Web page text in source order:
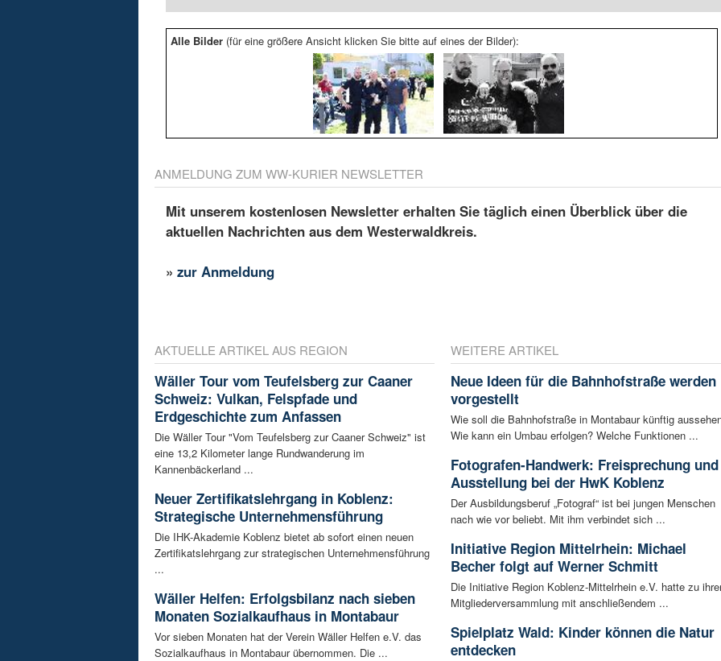
Alle Bilder (für eine größere Ansicht klicken Sie bitte auf eines der Bilder):
ANMELDUNG ZUM WW-KURIER NEWSLETTER
Mit unserem kostenlosen Newsletter erhalten Sie täglich einen Überblick über die
aktuellen Nachrichten aus dem Westerwaldkreis.
»zur Anmeldung
AKTUELLE ARTIKEL AUS REGION
Wäller Tour vom Teufelsberg zur Caaner
Schweiz: Vulkan, Felspfade und
Erdgeschichte zum Anfassen
Die Wäller Tour "Vom Teufelsberg zur Caaner Schweiz" ist
eine 13,2 Kilometer lange Rundwanderung im
Kannenbäckerland ...
Neuer Zertifikatslehrgang in Koblenz:
Strategische Unternehmensführung
Die IHK-Akademie Koblenz bietet ab sofort einen neuen
Zertifikatslehrgang zur strategischen Unternehmensführung
...
Wäller Helfen: Erfolgsbilanz nach sieben
Monaten Sozialkaufhaus in Montabaur
Vor sieben Monaten hat der Verein Wäller Helfen e.V. das
Sozialkaufhaus in Montabaur übernommen. Die ...
WEITERE ARTIKEL
Neue Ideen für die Bahnhofstraße werden
vorgestellt
Wie soll die Bahnhofstraße in Montabaur künftig
Wie kann ein Umbau erfolgen? Welche Funktionen ...
Fotografen-Handwerk: Freisprechung und
Ausstellung bei der HwK Koblenz
Der Ausbildungsberuf „Fotograf“ ist bei jungen Menschen
nach wie vor beliebt. Mit ihm verbindet sich ...
Initiative Region Mittelrhein: Michael
Becher folgt auf Werner Schmitt
Die Initiative Region Koblenz-Mittelrhein e.V. hatte zu
Mitgliederversammlung mit anschließendem ...
Spielplatz Wald: Kinder können die Natur
entdecken